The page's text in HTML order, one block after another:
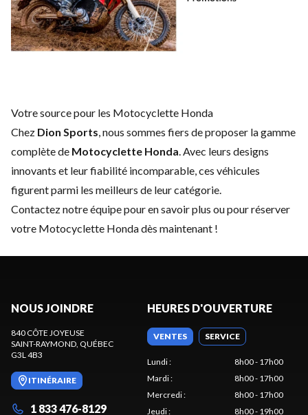
Votre source pour les Motocyclette Honda
Chez Dion Sports, nous sommes fiers de proposer la gamme
complète de Motocyclette Honda. Avec leurs designs
innovants et leur fiabilité incomparable, ces véhicules
figurent parmi les meilleurs de leur catégorie.
Contactez notre équipepour en savoir plus ou pour réserver
votre Motocyclette Honda dès maintenant !
NOUS JOINDRE
840 CÔTE JOYEUSE
SAINT-RAYMOND , QUÉBEC
G3L 4B3
ITINÉRAIRE
1 833 476-8129
HEURES D'OUVERTURE
VENTES SERVICE
Lundi:
8h00 - 17h00
Mardi:
8h00 - 17h00
Mercredi:
8h00 - 17h00
Jeudi: 8h00 - 19h00